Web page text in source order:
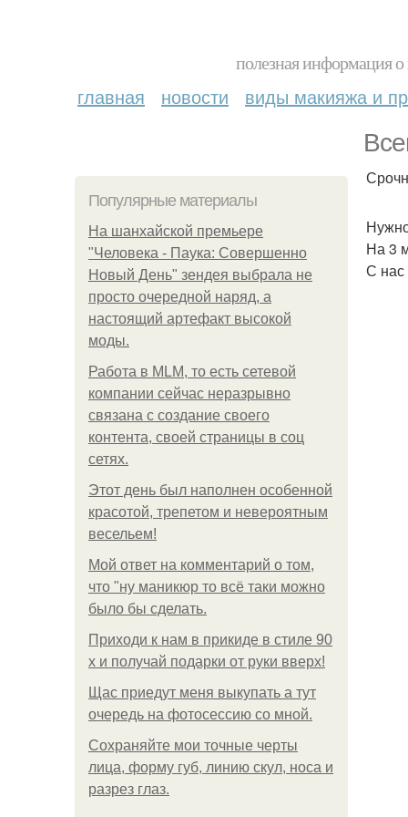
полезная информация
главная новости виды макияжа и
Популярные материалы
На шанхайской премьере
"Человека - Паука: Совершенно
Новый День" зендея выбрала не
просто очередной наряд, а
настоящий артефакт высокой
моды.
Работа в MLM, то есть сетевой
компании сейчас неразрывно
связана с создание своего
контента, своей страницы в соц
сетях.
Этот день был наполнен особенной
красотой, трепетом и невероятным
весельем!
Мой ответ на комментарий о том,
что "ну маникюр то всё таки можно
было бы сделать.
Приходи к нам в прикиде в стиле 90
х и получай подарки от руки вверх!
Щас приедут меня выкупать а тут
очередь на фотосессию со мной.
Сохраняйте мои точные черты
лица, форму губ, линию скул, носа и
разрез глаз.
На 3
С нас